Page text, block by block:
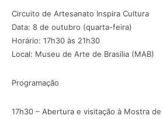
Circuito de Artesanato Inspira Cultura
Data: 8 de outubro (quarta-feira)
Horário: 17h30 às 21h30
Local: Museu de Arte de Brasília (MAB)
Programação
17h30 – Abertura e visitação à Mostra